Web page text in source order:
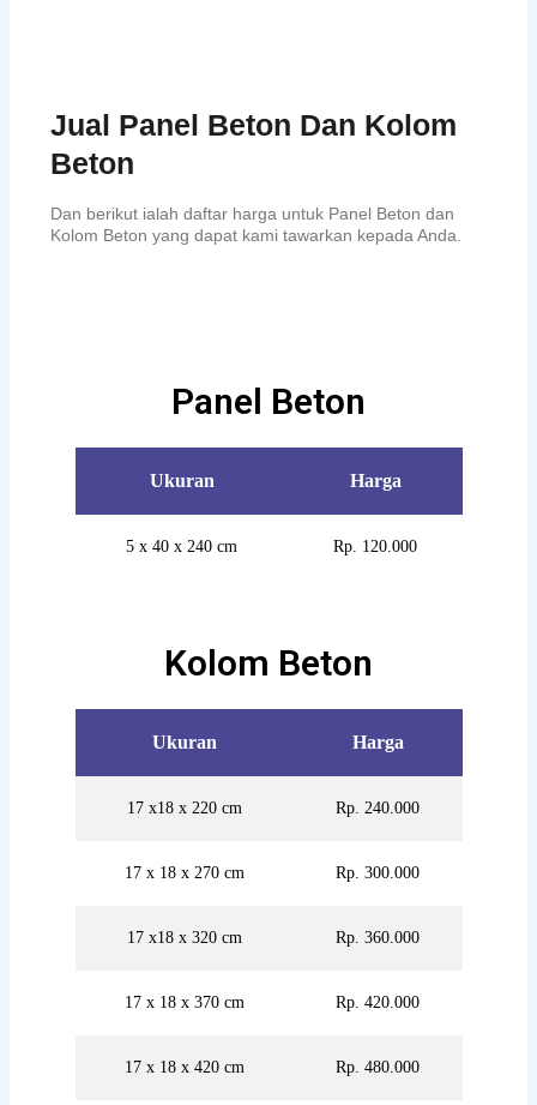
Jual Panel Beton Dan Kolom
Beton
Dan berikut ialah daftar harga untuk Panel Beton dan
Kolom Beton yang dapat kami tawarkan kepada Anda.
Panel Beton
Ukuran Harga
5 x 40 x 240 cm Rp. 120.000
Kolom Beton
Ukuran Harga
17 x18 x 220 cm Rp. 240.000
17 x 18 x 270 cm Rp. 300.000
17 x18 x 320 cm Rp. 360.000
17 x 18 x 370 cm Rp. 420.000
17 x 18 x 420 cm Rp. 480.000